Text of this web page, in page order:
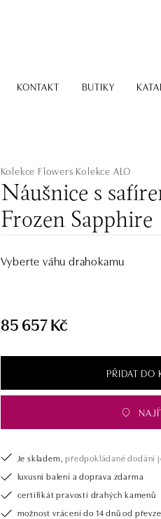
KONTAKT BUTIKY
Kolekce Flowers Kolekce ALO
Náušnice s
Frozen Sapphire
Vyberte váhu drahokamu
85 657 Kč
PŘIDAT DO
Je skladem, předpokládané dodání
luxusní balení a doprava zdarma
certifikát pravosti drahých kamenů
možnost vrácení do 14 dnů od